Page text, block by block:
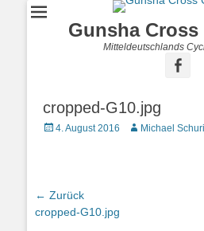
Gunsha
Mitteldeutschlands
cropped-G10.jpg
4. August 2016 Michael
← Zurück
Vorhergehender
cropped-G10.jpg